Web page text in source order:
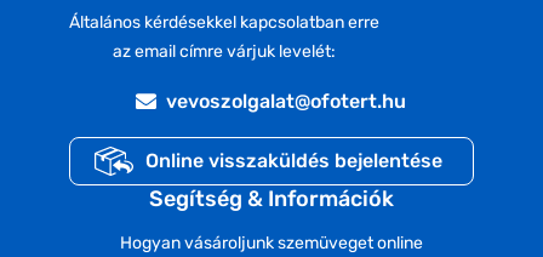
Általános kérdésekkel kapcsolatban erre
az email címre várjuk levelét:
vevoszolgalat@ofotert.hu
Online visszaküldés bejelentése
Segítség & Információk
Hogyan vásároljunk szemüveget online